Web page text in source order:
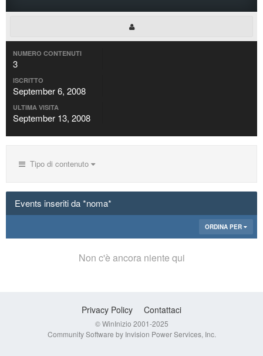
NUMERO CONTENUTI
3
ISCRITTO
September 6, 2008
ULTIMA VISITA
September 13, 2008
Tipo di contenuto
Events inseriti da *noma*
ORDINA PER
Non c'è ancora niente qui
Privacy Policy Contattaci
© WinInizio 2001-2025
Community Software by Invision Power Services, Inc.